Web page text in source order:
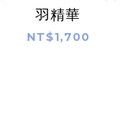
羽精華
NT$1,700